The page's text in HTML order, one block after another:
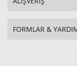
FORMLAR &